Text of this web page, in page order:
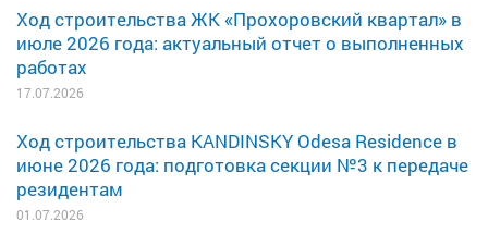
Ход строительства ЖК «Прохоровский квартал» в
июле 2026 года: актуальный отчет о выполненных
работах
17.07.2026
Ход строительства KANDINSKY Odesa Residence в
июне 2026 года: подготовка секции №3 к передаче
резидентам
01.07.2026